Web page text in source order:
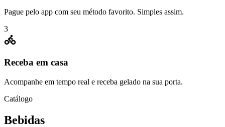
Pague pelo app com seu método favorito. Simples assim.
3
Receba em casa
Acompanhe em tempo real e receba gelado na sua porta.
Catálogo
Bebidas